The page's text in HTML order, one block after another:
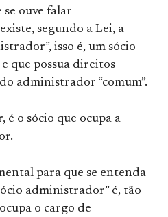
ouve falar
segundo a Lei, a
isso é, um sócio
que possua direitos
administrador “comum”.
é o sócio que ocupa a
para que se entenda
administrador” é, tão
o cargo de